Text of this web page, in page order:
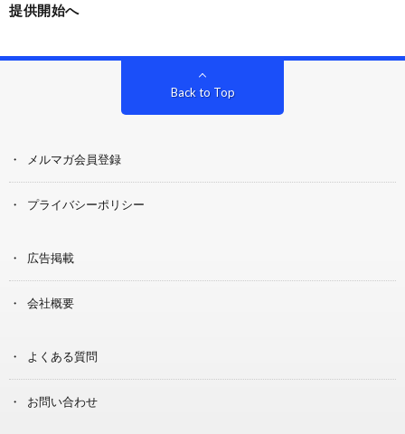
提供開始へ
Back to Top
メルマガ会員登録
プライバシーポリシー
広告掲載
会社概要
よくある質問
お問い合わせ